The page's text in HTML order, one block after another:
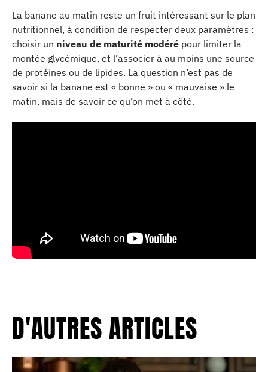
La banane au matin reste un fruit intéressant sur le plan
nutritionnel, à condition de respecter deux paramètres :
choisir un niveau de maturité modéré pour limiter la
montée glycémique, et l’associer à au moins une source
de protéines ou de lipides. La question n’est pas de
savoir si la banane est « bonne » ou « mauvaise » le
matin, mais de savoir ce qu’on met à côté.
D'AUTRES ARTICLES